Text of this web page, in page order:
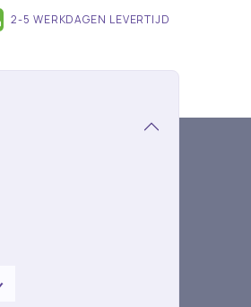
2-5 WERKDAGEN LEVERTIJD